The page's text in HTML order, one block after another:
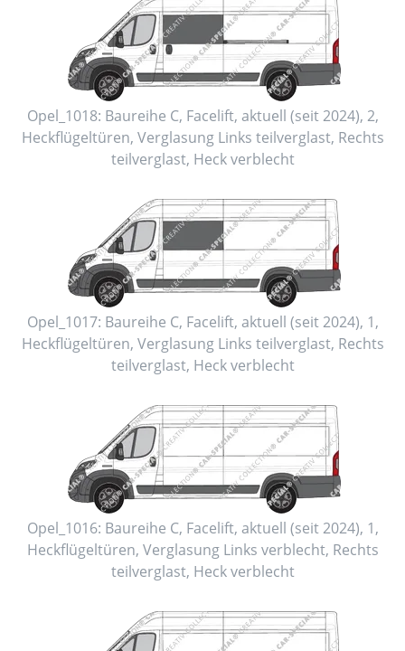
Opel_1018: Baureihe C, Facelift, aktuell (seit 2024), 2,
Heckflügeltüren, Verglasung Links teilverglast, Rechts
teilverglast, Heckverblecht
Opel_1017: Baureihe C, Facelift, aktuell (seit 2024), 1,
Heckflügeltüren, Verglasung Links teilverglast, Rechts
teilverglast, Heckverblecht
Opel_1016: Baureihe C, Facelift, aktuell (seit 2024), 1,
Heckflügeltüren, Verglasung Links verblecht, Rechts
teilverglast, Heckverblecht